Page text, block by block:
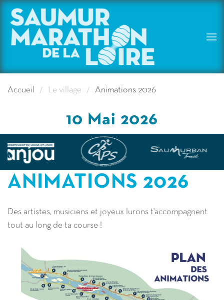
Skip to main content
Accueil Le village Animations 2026
10 Mai 2026
ANIMATIONS 2026
Des artistes, musiciens et joyeux lurons t'accompagnent
tout au long de ta course !